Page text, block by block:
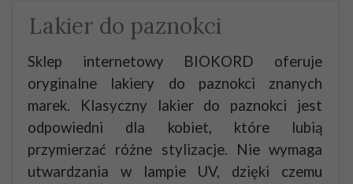
Lakier do paznokci
Sklep internetowy BIOKORD oferuje
oryginalne lakiery do paznokci znanych
marek.
Klasyczny lakier do paznokci jest
odpowiedni dla kobiet, które lubią
przymierzać różne stylizacje.
Nie wymaga
utwardzania w lampie UV, dzięki czemu